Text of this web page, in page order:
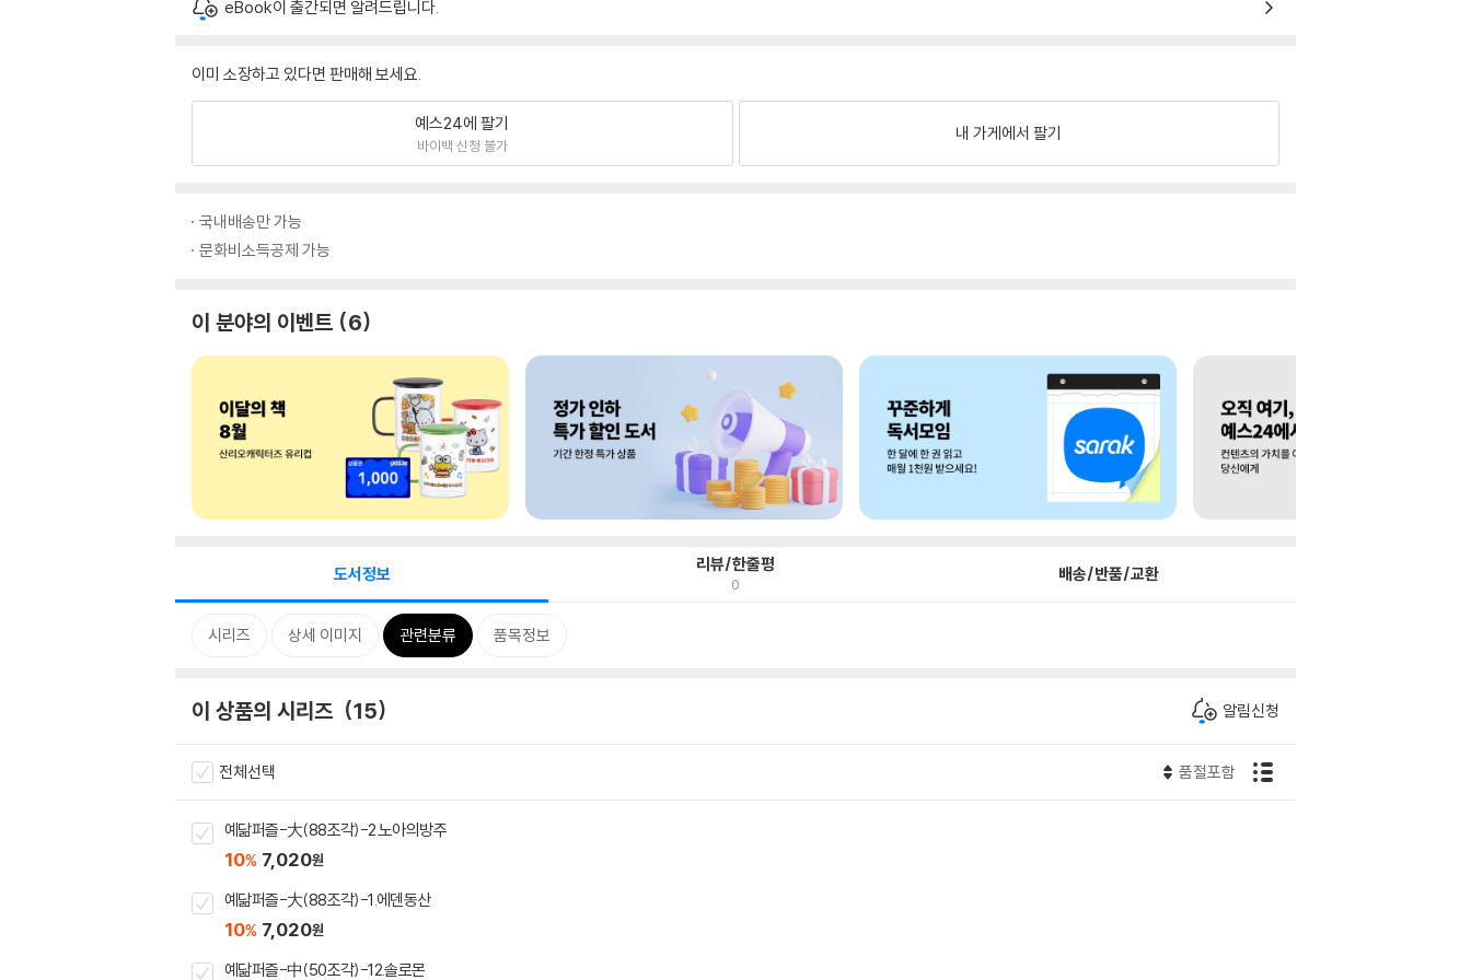
eBook이 출간되면 알려드립니다.
이미 소장하고 있다면 판매해 보세요.
예스24에 팔기
바이백 신청 불가
내 가게에서 팔기
국내배송만 가능
문화비소득공제 가능
이 분야의 이벤트 6
도서정보 리뷰/한줄평
0 배송/반품/교환
시리즈 상세 이미지 관련분류 품목정보
이 상품의 시리즈 15 알림신청
전체선택 품절포함
예닮퍼즐-大(88조각)-2.노아의방주
10% 7,020원
예닮퍼즐-大(88조각)-1.에덴동산
10% 7,020원
예닮퍼즐-中(50조각)-12.솔로몬